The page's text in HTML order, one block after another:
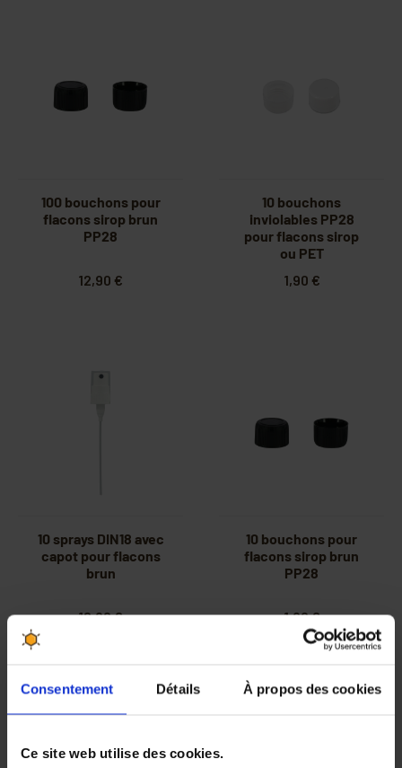
Consentement Détails À propos des cookies
Ce site web utilise des cookies.
100 bouchons pour
flacons sirop brun
PP28
12,90 €
10 bouchons
inviolables PP28
pour flacons sirop
ou PET
1,90 €
10 sprays DIN18 avec
capot pour flacons
brun
12,90 €
10 bouchons pour
flacons sirop brun
PP28
1,90 €